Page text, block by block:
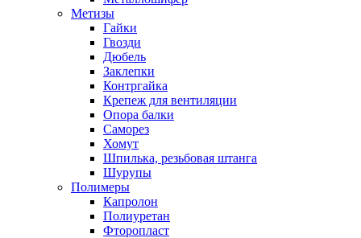
Метизы
Гайки
Гвозди
Дюбель
Заклепки
Контргайка
Крепеж для вентиляции
Опора балки
Саморез
Хомут
Шпилька, резьбовая штанга
Шурупы
Полимеры
Капролон
Полиуретан
Фторопласт